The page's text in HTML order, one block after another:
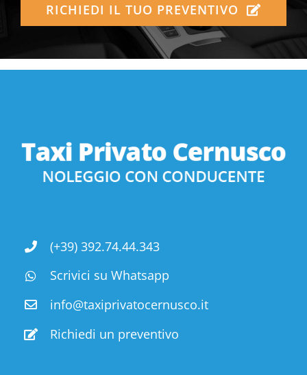
RICHIEDI IL TUO PREVENTIVO
(+39) 392.74.44.343
Scrivici su Whatsapp
info@taxiprivatocernusco.it
Richiedi un preventivo